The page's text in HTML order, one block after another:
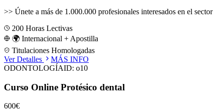
>> Únete a más de 1.000.000 profesionales interesados en el sector
200 Horas Lectivas
🌍 Internacional + Apostilla
Titulaciones Homologadas
Ver Detalles
MÁS INFO
ODONTOLOGÍAID: o10
Curso Online Protésico dental
600€